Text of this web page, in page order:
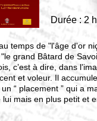
Durée : 2
temps de "l'âge d'or
grand Bâtard de
c’est à dire, dans
et voleur. Il
“ placement ” qui a
lui mais en plus petit et